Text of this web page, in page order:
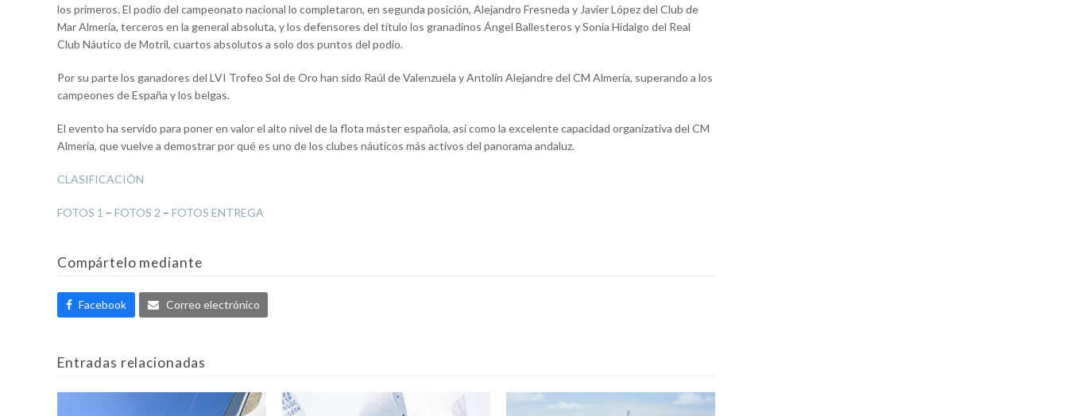
los primeros. El podio del campeonato nacional lo completaron, en segunda posición, Alejandro Fresneda y Javier López del Club de
Mar Almería, terceros en la general absoluta, y los defensores del título los granadinos Ángel Ballesteros y Sonia Hidalgo del Real
Club Náutico de Motril, cuartos absolutos a solo dos puntos del podio.
Por su parte los ganadores del LVI Trofeo Sol de Oro han sido Raúl de Valenzuela y Antolín Alejandre del CM Almería, superando a los
campeones de España y los belgas.
El evento ha servido para poner en valor el alto nivel de la flota máster española, así como la excelente capacidad organizativa del CM
Almería, que vuelve a demostrar por qué es uno de los clubes náuticos más activos del panorama andaluz.
CLASIFICACIÓN
FOTOS 1 – FOTOS 2 – FOTOS ENTREGA
Compártelo mediante
Facebook Correo electrónico
Entradas relacionadas